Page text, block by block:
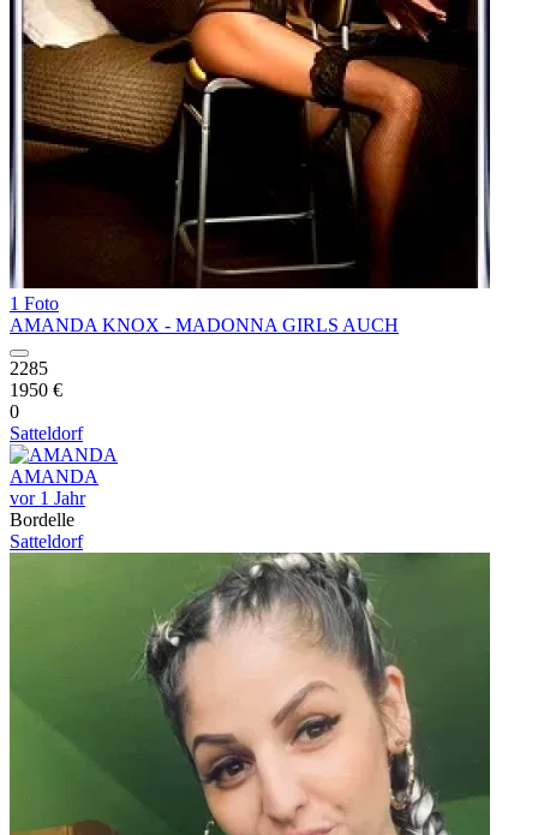
1 Foto
AMANDA KNOX - MADONNA GIRLS AUCH
2285
1950 €
0
Satteldorf
AMANDA
vor 1 Jahr
Bordelle
Satteldorf